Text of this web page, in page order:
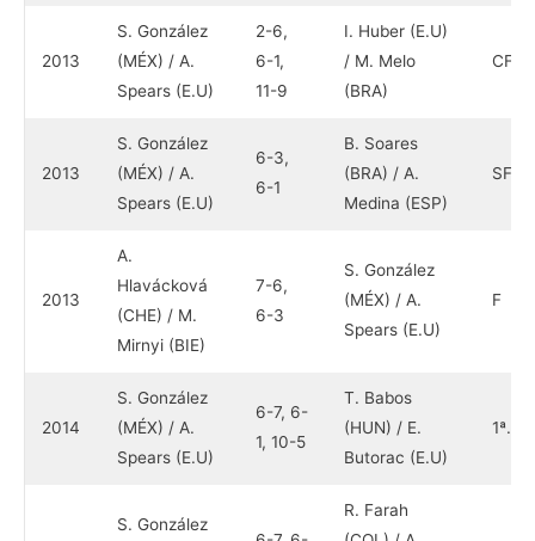
2013
S. González
(MÉX) / A.
Spears (E.U)
2-6,
6-1,
11-9
I. Huber (E.U)
/ M. Melo
(BRA)
CF.
2013
S. González
(MÉX) / A.
Spears (E.U)
6-3,
6-1
B. Soares
(BRA) / A.
Medina (ESP)
SF
2013
A.
Hlavácková
(CHE) / M.
Mirnyi (BIE)
7-6,
6-3
S. González
(MÉX) / A.
Spears (E.U)
F
2014
S. González
(MÉX) / A.
Spears (E.U)
6-7, 6-
1, 10-5
T. Babos
(HUN) / E.
Butorac (E.U)
1ª.
S. González
R. Farah